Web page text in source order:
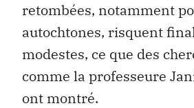
retombées, notamment
autochtones, risquent
modestes, ce que des
comme la professeure
ont montré.